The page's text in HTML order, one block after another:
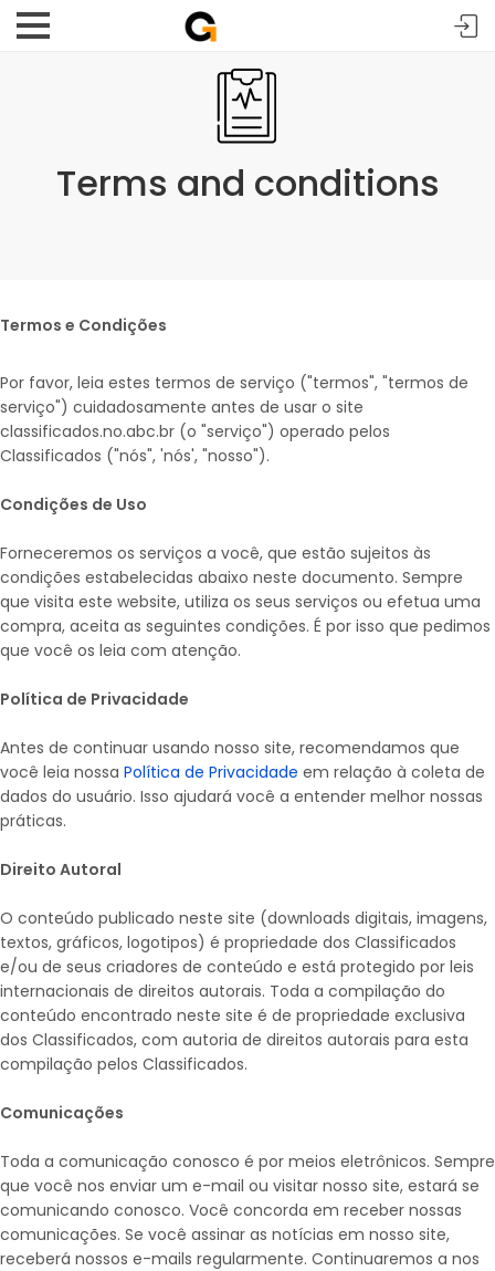
Terms and conditions
Termos e Condições
Por favor, leia estes termos de serviço ("termos", "termos de
serviço") cuidadosamente antes de usar o site
classificados.no.abc.br (o "serviço") operado pelos
Classificados ("nós", 'nós', "nosso").
Condições de Uso
Forneceremos os serviços a você, que estão sujeitos às
condições estabelecidas abaixo neste documento. Sempre
que visita este website, utiliza os seus serviços ou efetua uma
compra, aceita as seguintes condições. É por isso que pedimos
que você os leia com atenção.
Política de Privacidade
Antes de continuar usando nosso site, recomendamos que
você leia nossa Política de Privacidade em relação à coleta de
dados do usuário. Isso ajudará você a entender melhor nossas
práticas.
Direito Autoral
O conteúdo publicado neste site (downloads digitais, imagens,
textos, gráficos, logotipos) é propriedade dos Classificados
e/ou de seus criadores de conteúdo e está protegido por leis
internacionais de direitos autorais. Toda a compilação do
conteúdo encontrado neste site é de propriedade exclusiva
dos Classificados, com autoria de direitos autorais para esta
compilação pelos Classificados.
Comunicações
Toda a comunicação conosco é por meios eletrônicos. Sempre
que você nos enviar um e-mail ou visitar nosso site, estará se
comunicando conosco. Você concorda em receber nossas
comunicações. Se você assinar as notícias em nosso site,
receberá nossos e-mails regularmente. Continuaremos a nos